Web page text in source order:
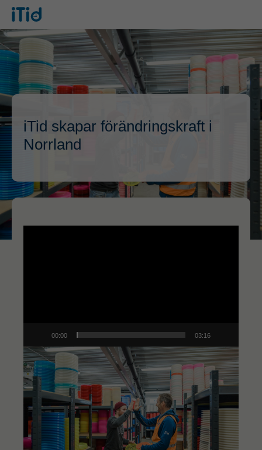
iTid skapar förändringskraft i
Norrland
00:00 03:16